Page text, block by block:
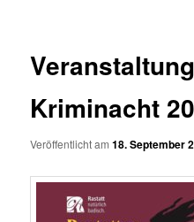
Kriminacht
Veröffentlicht am18. September